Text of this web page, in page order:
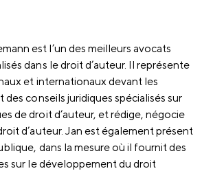
est l’un des meilleurs avocats
dans le droit d’auteur. Il représente
et internationaux devant les
conseils juridiques spécialisés sur
de droit d’auteur, et rédige, négocie
d’auteur. Jan est également présent
dans la mesure où il fournit des
sur le développement du droit